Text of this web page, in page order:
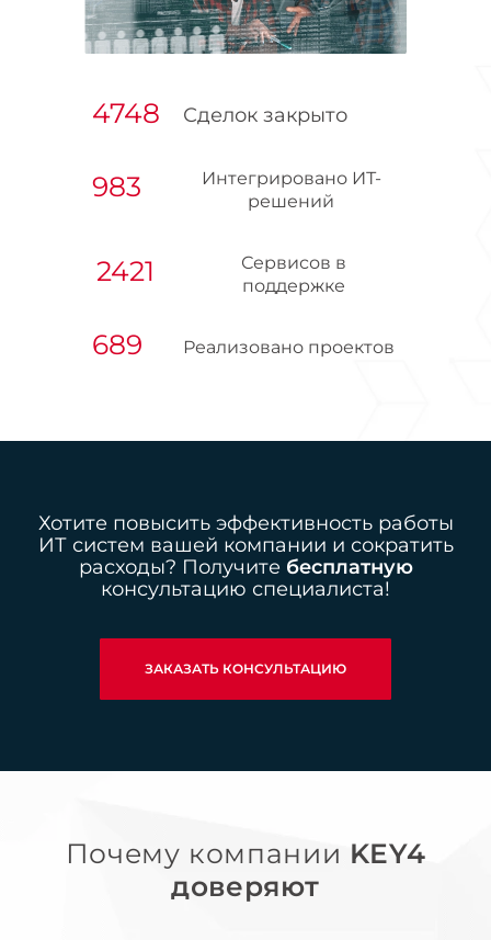
4748 Сделок закрыто
983
Интегрировано ИТ-
решений
2421
Сервисов в
поддержке
689 Реализовано проектов
Хотите повысить эффективность работы
ИТ систем вашей компании и сократить
расходы? Получите бесплатную
консультацию специалиста!
ЗАКАЗАТЬ КОНСУЛЬТАЦИЮ
Почему компании KEY4
доверяют